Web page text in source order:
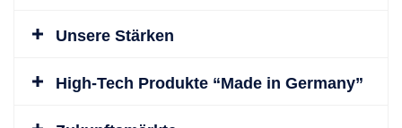
Unsere Stärken
High-Tech Produkte “Made in Germany”